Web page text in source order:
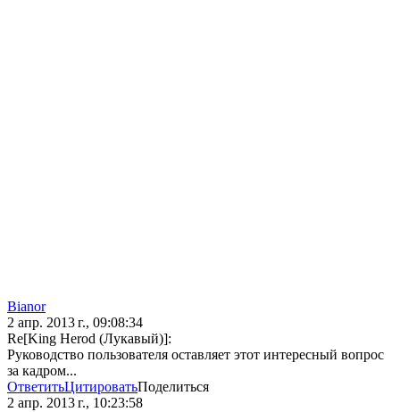
Bianor
2 апр. 2013 г., 09:08:34
Re[King Herod (Лукавый)]:
Руководство пользователя оставляет этот интересный вопрос
за кадром...
ОтветитьЦитироватьПоделиться
2 апр. 2013 г., 10:23:58